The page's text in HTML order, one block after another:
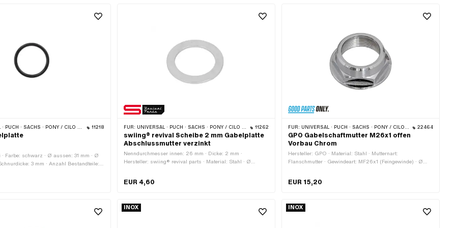
· PONY / CILO (BETA 521 & 512) · PIAGGIO · ZÜNDAPP BELMONDO · TOMOS 11218
Farbe: schwarz · Ø aussen: 31 mm · Ø
3 mm · Anzahl Bestandteile: 1
FÜR: UNIVERSAL · PUCH · SACHS · PONY / CILO (BETA 521 & 512) · PIAGGIO · ZÜNDAPP BELMONDO · TOMOS 11262
swiing® revival Scheibe 2 mm Gabelplatte
Abschlussmutter verzinkt
Nenndurchmesser innen: 26 mm · Dicke: 2 mm ·
Hersteller: swiing® revival parts · Material: Stahl · Ø
EUR 4,60
FÜR: UNIVERSAL · PUCH · SACHS · PONY / CILO (BETA 521 & 512) · ZÜNDAPP BELMONDO · TOMOS 22464
GPO Gabelschaftmutter M26x1 offen
Vorbau Chrom
Hersteller: GPO · Material: Stahl · Mutternart:
Flanschmutter · Gewindeart: MF26x1 (Feingewinde) · Ø
Aussensechskant · Oberfläche: verchromt · Schlüsselweite:
EUR 15,20
INOX INOX